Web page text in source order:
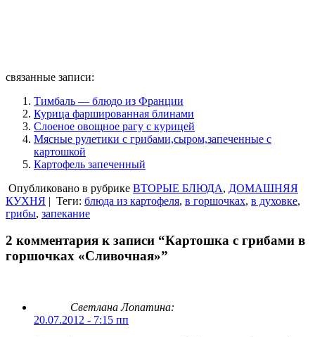
связанные записи:
Тимбаль — блюдо из Франции
Курица фаршированная блинами
Слоеное овощное рагу с курицей
Мясные рулетики с грибами,сыром,запеченные с
картошкой
Картофель запеченный
Опубликовано в рубрике ВТОРЫЕ БЛЮДА, ДОМАШНЯЯ
КУХНЯ | Теги: блюда из картофеля, в горшочках, в духовке,
грибы, запекание
2 комментария к записи “Картошка с грибами в
горшочках «Сливочная»”
Светлана Лопатина:
20.07.2012 - 7:15 пп